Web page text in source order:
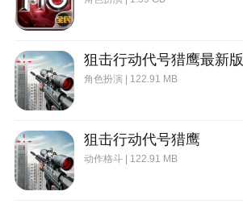
狙击行动代号猎鹰最新版
角色扮演 | 122.91 MB
狙击行动代号猎鹰
动作格斗 | 122.91 MB